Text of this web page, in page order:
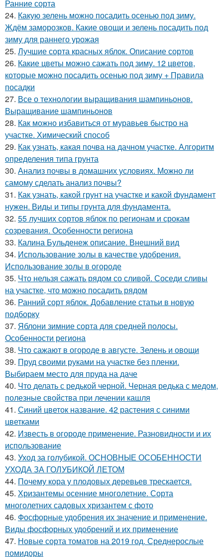
Ранние сорта
24. Какую зелень можно посадить осенью под зиму.
Ждём заморозков. Какие овощи и зелень посадить под
зиму для раннего урожая
25. Лучшие сорта красных яблок. Описание сортов
26. Какие цветы можно сажать под зиму. 12 цветов,
которые можно посадить осенью под зиму + Правила
посадки
27. Все о технологии выращивания шампиньонов.
Выращивание шампиньонов
28. Как можно избавиться от муравьев быстро на
участке. Химический способ
29. Как узнать, какая почва на дачном участке. Алгоритм
определения типа грунта
30. Анализ почвы в домашних условиях. Можно ли
самому сделать анализ почвы?
31. Как узнать, какой грунт на участке и какой фундамент
нужен. Виды и типы грунта для фундамента.
32. 55 лучших сортов яблок по регионам и срокам
созревания. Особенности региона
33. Калина Бульденеж описание. Внешний вид
34. Использование золы в качестве удобрения.
Использование золы в огороде
35. Что нельзя сажать рядом со сливой. Соседи сливы
на участке, что можно посадить рядом
36. Ранний сорт яблок. Добавление статьи в новую
подборку
37. Яблони зимние сорта для средней полосы.
Особенности региона
38. Что сажают в огороде в августе. Зелень и овощи
39. Пруд своими руками на участке без пленки.
Выбираем место для пруда на даче
40. Что делать с редькой черной. Черная редька с медом,
полезные свойства при лечении кашля
41. Синий цветок название. 42 растения с синими
цветками
42. Известь в огороде применение. Разновидности и их
использование
43. Уход за голубикой. ОСНОВНЫЕ ОСОБЕННОСТИ
УХОДА ЗА ГОЛУБИКОЙ ЛЕТОМ
44. Почему кора у плодовых деревьев трескается.
45. Хризантемы осенние многолетние. Сорта
многолетних садовых хризантем с фото
46. Фосфорные удобрения их значение и применение.
Виды фосфорных удобрений и их применение
47. Новые сорта томатов на 2019 год. Среднерослые
помидоры